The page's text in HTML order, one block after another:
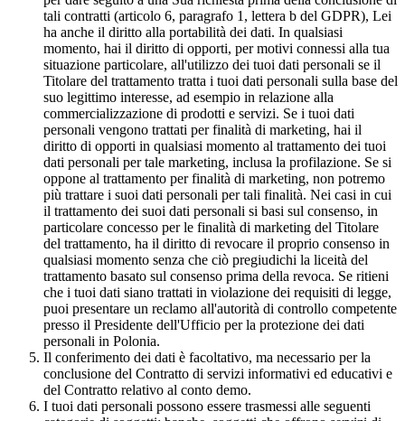
tali contratti (articolo 6, paragrafo 1, lettera b del GDPR), Lei
ha anche il diritto alla portabilità dei dati. In qualsiasi
momento, hai il diritto di opporti, per motivi connessi alla tua
situazione particolare, all'utilizzo dei tuoi dati personali se il
Titolare del trattamento tratta i tuoi dati personali sulla base del
suo legittimo interesse, ad esempio in relazione alla
commercializzazione di prodotti e servizi. Se i tuoi dati
personali vengono trattati per finalità di marketing, hai il
diritto di opporti in qualsiasi momento al trattamento dei tuoi
dati personali per tale marketing, inclusa la profilazione. Se si
oppone al trattamento per finalità di marketing, non potremo
più trattare i suoi dati personali per tali finalità. Nei casi in cui
il trattamento dei suoi dati personali si basi sul consenso, in
particolare concesso per le finalità di marketing del Titolare
del trattamento, ha il diritto di revocare il proprio consenso in
qualsiasi momento senza che ciò pregiudichi la liceità del
trattamento basato sul consenso prima della revoca. Se ritieni
che i tuoi dati siano trattati in violazione dei requisiti di legge,
puoi presentare un reclamo all'autorità di controllo competente
presso il Presidente dell'Ufficio per la protezione dei dati
personali in Polonia.
Il conferimento dei dati è facoltativo, ma necessario per la
conclusione del Contratto di servizi informativi ed educativi e
del Contratto relativo al conto demo.
I tuoi dati personali possono essere trasmessi alle seguenti